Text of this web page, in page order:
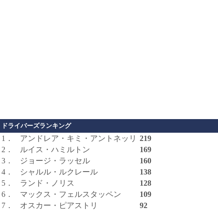
ドライバーズランキング
1． アンドレア・キミ・アントネッリ 219
2．
ルイス・ハミルトン
169
3．
ジョージ・ラッセル
160
4．
シャルル・ルクレール
138
5．
ランド・ノリス
128
6．
マックス・フェルスタッペン
109
7．
オスカー・ピアストリ
92